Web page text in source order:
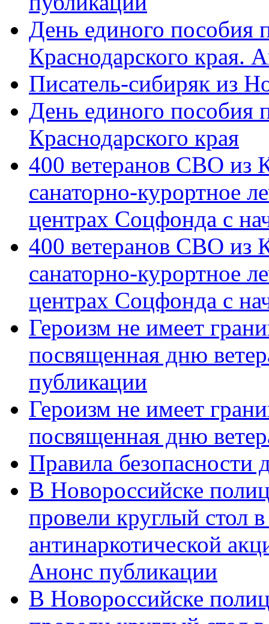
День единого пособия
Краснодарского края.
Писатель-сибиряк из
День единого пособия
Краснодарского края
400 ветеранов СВО из
санаторно-курортное
центрах Соцфонда с
400 ветеранов СВО из
санаторно-курортное
центрах Соцфонда с
Героизм не имеет
посвященная дню
публикации
Героизм не имеет
посвященная дню
Правила безопасности
В Новороссийске
провели круглый стол
антинаркотической
Анонс публикации
В Новороссийске